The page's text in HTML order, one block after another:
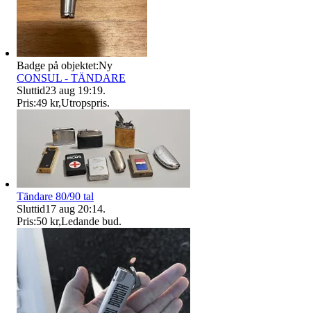
Badge på objektet:Ny
CONSUL - TÄNDARE
Sluttid23 aug 19:19.
Pris:49 kr,Utropspris.
Tändare 80/90 tal
Sluttid17 aug 20:14.
Pris:50 kr,Ledande bud.